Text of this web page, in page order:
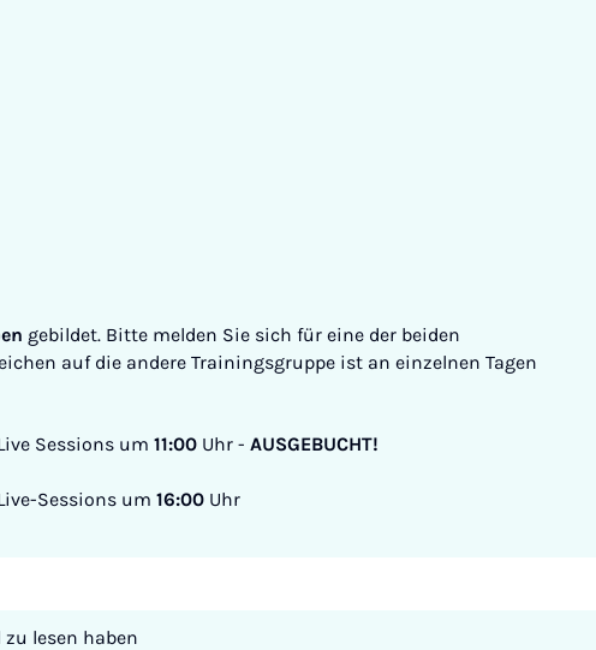
gebildet. Bitte melden Sie sich für eine der beiden
auf die andere Trainingsgruppe ist an einzelnen Tagen
Sessions um 11:00Uhr - AUSGEBUCHT!
Sessions um 16:00 Uhr
lesen haben